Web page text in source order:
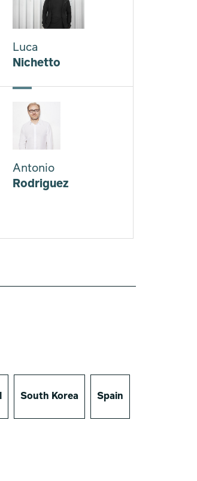
Luca
Nichetto
Antonio
Rodriguez
South Korea Spain